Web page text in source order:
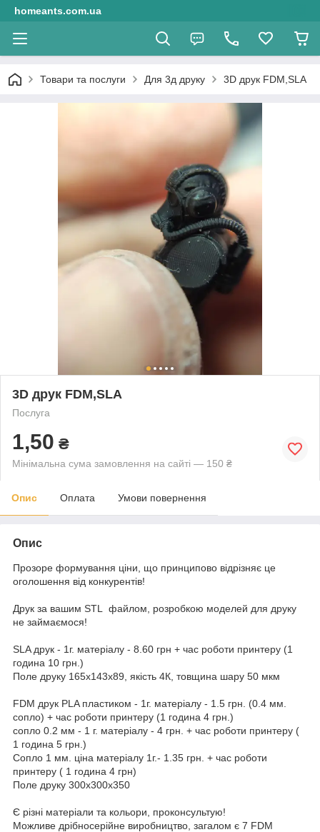
homeants.com.ua
Товари та послуги Для 3д друку 3D друк FDM,SLA
3D друк FDM,SLA
Послуга
1,50 ₴
Мінімальна сума замовлення на сайті — 150 ₴
Опис Оплата Умови повернення
Опис
Прозоре формування ціни, що принципово відрізняє це
оголошення від конкурентів!
Друк за вашим STL файлом, розробкою моделей для друку
не займаємося!
SLA друк - 1г. матеріалу - 8.60 грн + час роботи принтеру (1
година 10 грн.)
Поле друку 165х143x89, якість 4К, товщина шару 50 мкм
FDM друк PLA пластиком - 1г. матеріалу - 1.5 грн. (0.4 мм.
сопло) + час роботи принтеру (1 година 4 грн.)
сопло 0.2 мм - 1 г. матеріалу - 4 грн. + час роботи принтеру (
1 година 5 грн.)
Сопло 1 мм. ціна матеріалу 1г.- 1.35 грн. + час роботи
принтеру ( 1 година 4 грн)
Поле друку 300х300х350
Є різні матеріали та кольори, проконсультую!
Можливе дрібносерійне виробництво, загалом є 7 FDM